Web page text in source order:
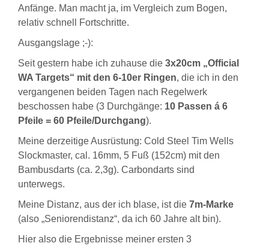
Anfänge. Man macht ja, im Vergleich zum Bogen,
relativ schnell Fortschritte.
Ausgangslage ;-):
Seit gestern habe ich zuhause die 3x20cm „Official
WA Targets“ mit den 6-10er Ringen, die ich in den
vergangenen beiden Tagen nach Regelwerk
beschossen habe (3 Durchgänge: 10 Passen á 6
Pfeile = 60 Pfeile/Durchgang).
Meine derzeitige Ausrüstung: Cold Steel Tim Wells
Slockmaster, cal. 16mm, 5 Fuß (152cm) mit den
Bambusdarts (ca. 2,3g). Carbondarts sind
unterwegs.
Meine Distanz, aus der ich blase, ist die 7m-Marke
(also „Seniorendistanz“, da ich 60 Jahre alt bin).
Hier also die Ergebnisse meiner ersten 3